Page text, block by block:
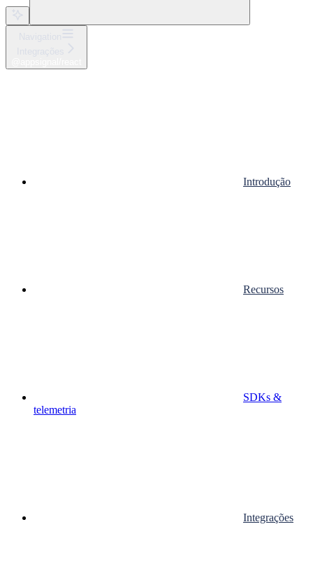
Introdução
Recursos
SDKs &
telemetria
Integrações